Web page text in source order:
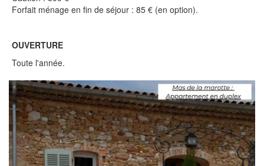
Forfait ménage en fin de séjour : 85 € (en option).
OUVERTURE
Toute l'année.